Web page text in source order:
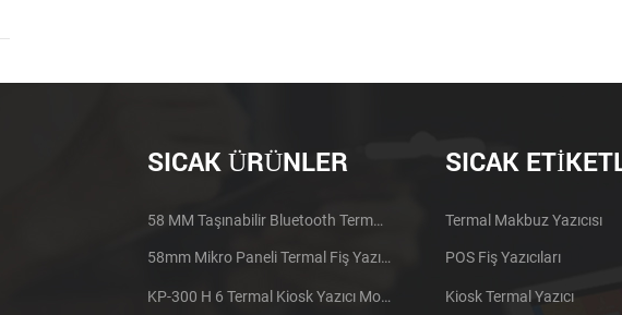
SICAK ÜRÜNLER
58 MM Taşınabilir Bluetooth Termal Yazıcı PTP-II
58mm Mikro Paneli Termal Fiş Yazıcı CSN-A1
KP-300 H 6 Termal Kiosk Yazıcı Modülü
SICAK
Termal Makbuz Yazıcısı
POS Fiş Yazıcıları
Kiosk Termal Yazıcı